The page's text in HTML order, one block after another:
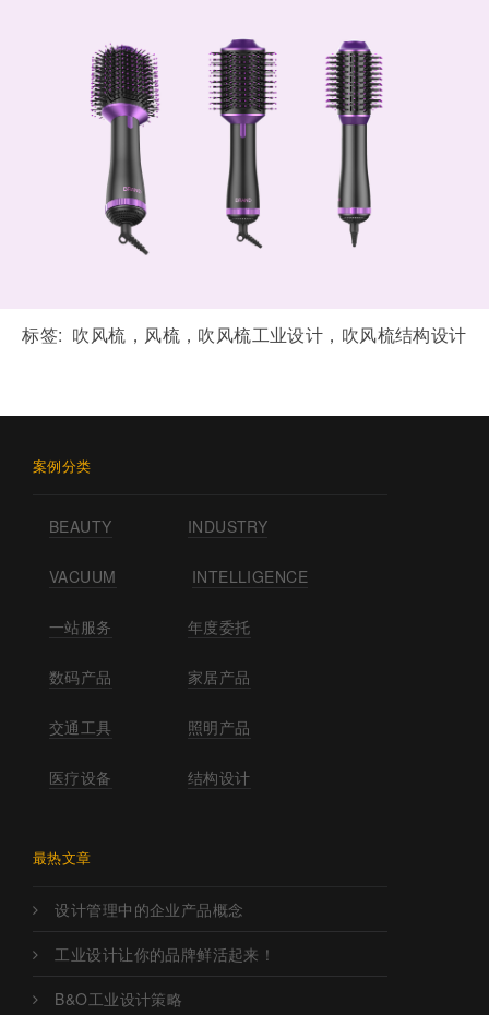
标签: 吹风梳，风梳，吹风梳工业设计，吹风梳结构设计
案例分类
BEAUTY INDUSTRY
VACUUM INTELLIGENCE
一站服务 年度委托
数码产品 家居产品
交通工具 照明产品
医疗设备 结构设计
最热文章
设计管理中的企业产品概念
工业设计让你的品牌鲜活起来！
B&O工业设计策略